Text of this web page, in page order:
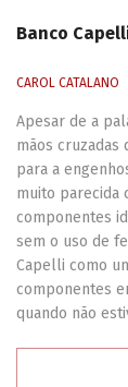
Banco
CAROL CATALANO
Apesar de a
mãos cruzadas
para a
muito parecida
componentes
sem o uso de
Capelli como
componentes
quando não